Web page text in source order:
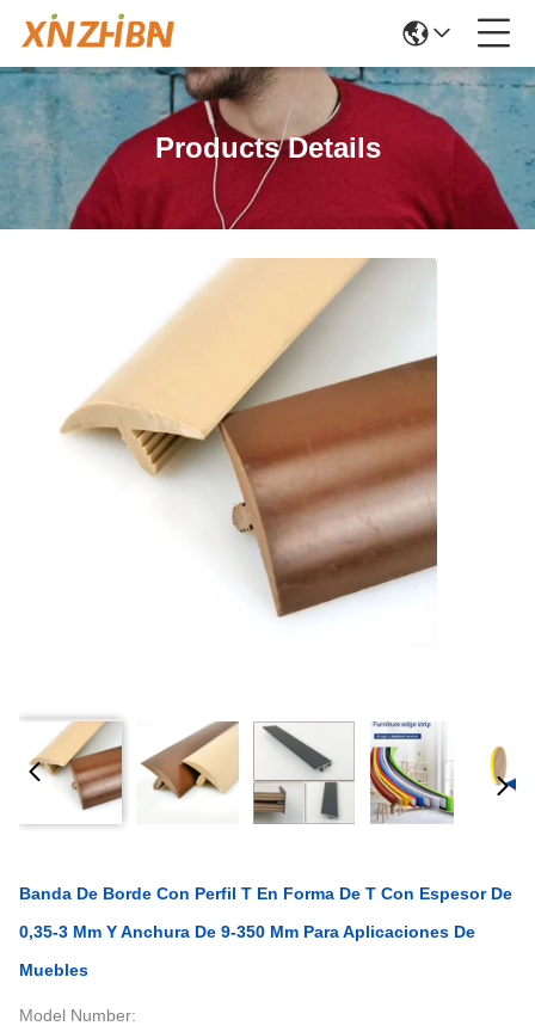
Products Details
Banda De Borde Con Perfil T En Forma De T Con Espesor De
0,35-3 Mm Y Anchura De 9-350 Mm Para Aplicaciones De
Muebles
Model Number: